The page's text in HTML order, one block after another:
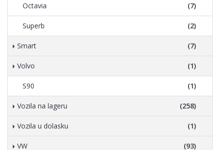
Octavia (7)
Superb (2)
Smart (7)
Volvo (1)
S90 (1)
Vozila na lageru (258)
Vozila u dolasku (1)
VW (93)